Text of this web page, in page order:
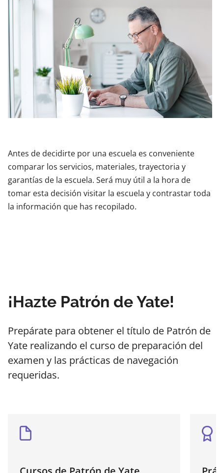
Antes de decidirte por una escuela es conveniente
comparar los servicios, materiales, trayectoria y
garantías de la escuela. Será muy útil a la hora de
tomar esta decisión visitar la escuela y contrastar toda
la información que has recopilado.
¡Hazte Patrón de Yate!
Prepárate para obtener el título de Patrón de
Yate realizando el curso de preparación del
examen y las prácticas de navegación
requeridas.